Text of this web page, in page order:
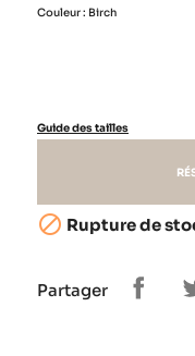
Couleur : Birch
Guide des tailles
 Rupture de
Partager